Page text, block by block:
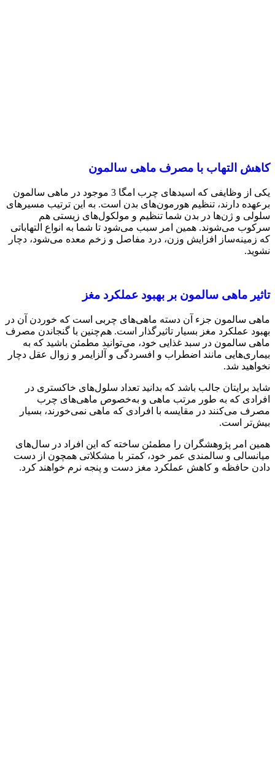
کاهش التهاب با مصرف ماهی سالمون
یکی از وظایفی که اسیدهای چرب امگا 3 موجود در ماهی سالمون
برعهده دارند، تنظیم هورمون‌های بدن است. به ‌این ترتیب مسیرهای
سلولی و ژن‌ها در بدن شما تنظیم و مولکول‌های زیستی هم
سرکوب می‌شوند. همین امر سبب می‌شود تا شما به انواع التهاباتی
که زمینه‌ساز افزایش وزن، درد مفاصل و زخم ‌معده می‌شود، دچار
نشوید.
تاثیر ماهی سالمون بر بهبود عملکرد مغز
ماهی سالمون جزء آن دسته ماهی‌های چربی است که خوردن آن در
بهبود عملکرد مغز بسیار تاثیرگذار است. هم‌چنین با گنجاندن مصرف
ماهی سالمون در سبد غذایی خود، می‌توانید مطمئن باشید که به
بیماری‌‌هایی مانند اضطراب و افسردگی و آلزایمر و زوال عقل دچار
نخواهید شد.
شاید برایتان جالب باشد که بدانید تعداد سلول‌های خاکستری در
افرادی که به ‌طور مرتب ماهی و به‌خصوص ماهی‌های چرب
مصرف می‌کنند در مقایسه با افرادی که ماهی نمی‌خورند، بسیار
بیش‌تر است.
همین ‌امر پژوهشگران را مطمئن ساخته که این افراد در سال‌های
میانسالی و سالمندی عمر خود، کمتر با مشکلاتی همچون از دست‌
دادن حافظه و کاهش عملکرد مغز دست ‌و ‌پنجه نرم خواهند کرد.